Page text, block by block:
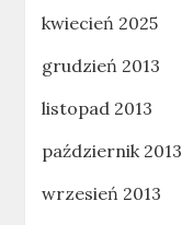
kwiecień 2025
grudzień 2013
listopad 2013
październik 2013
wrzesień 2013